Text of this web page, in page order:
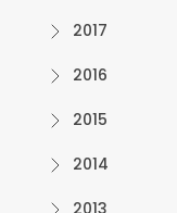
2017
2016
2015
2014
2013